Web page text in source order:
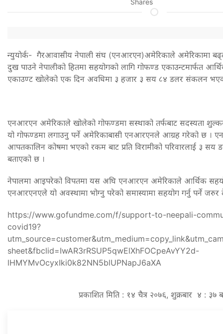
न्युयाेर्क- गैरआवासीय नेपाली संघ (एनआरएन)अमेरिकाले अमेरिकामा
दुख पाउने नेपालीको हितमा सहयोगको लागि गोफण्ड एकाउन्टमार्फत
एकाउण्ट खोलेको एक दिन अवधिमा ३ हजार ३ सय ८४ डलर संकलन
एनआरएन अमेरिकाले खोलेको गोफण्डमा सस्थाको तर्फबाट सदस्यता
यो गोफण्डमा लगाउनु पर्ने अमेरिकाबासी एनआरएनले आग्रह गरेको छ ।
आपतकालिन कोषमा भएको रकम बाट प्रति विरामीको परिवारलाई ३ सय
बताएको छ ।
नेपालमा आइपरेको विपतमा यस अघि एनआरएन अमेरिकाले आर्थिक
एनआरएनएले यो अवस्थामा भोग्नु परेको समास्यामा सहयोग गर्नु पर्ने
https://www.gofundme.com/f/support-to-neepali-
covid19?
sheet&fbclid=IwAR3rRSUP5qwElXhFOCpeAvYY2d-
lHMYMvOcyxIki0k82NN5blUPNapJ6aXA
प्रकाशित मिति : १४ चैत्र २०७६, शुक्रबार ४ : ३७